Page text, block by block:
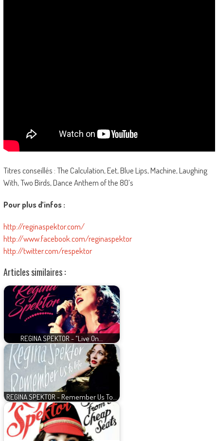
Titres conseillés : The Calculation, Eet, Blue Lips, Machine, Laughing
With, Two Birds, Dance Anthem of the 80’s
Pour plus d’infos :
http://reginaspektor.com/
http://www.facebook.com/reginaspektor
http://twitter.com/respektor
Articles similaires :
REGINA SPEKTOR - "Live On…
REGINA SPEKTOR - Remember Us To…